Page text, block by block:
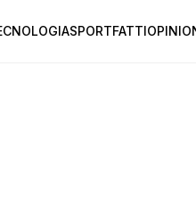
SPORTFATTI